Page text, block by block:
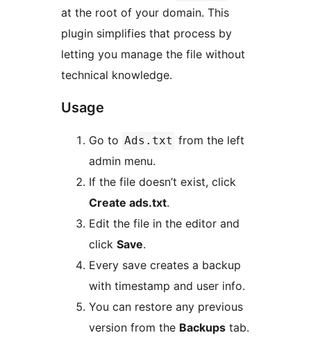
at the root of your domain. This
plugin simplifies that process by
letting you manage the file without
technical knowledge.
Usage
Go to Ads.txt from the left
admin menu.
If the file doesn’t exist, click
Create ads.txt.
Edit the file in the editor and
click Save.
Every save creates a backup
with timestamp and user info.
You can restore any previous
version from the Backups tab.